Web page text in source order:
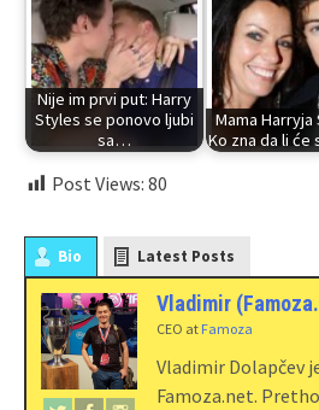
Nije im prvi put: Harry
Styles se ponovo ljubi
sa…
Mama Harryja
Ko zna da li
Post Views: 80
Bio Latest Posts
Vladimir
CEO at Famoza
Vladimir Dolapčev
Famoza.net.